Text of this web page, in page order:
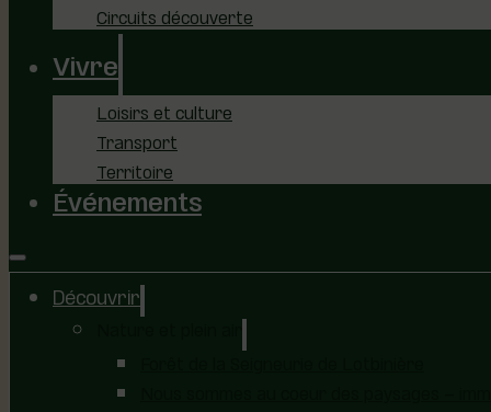
Circuits découverte
Vivre
Loisirs et culture
Transport
Territoire
Événements
Découvrir